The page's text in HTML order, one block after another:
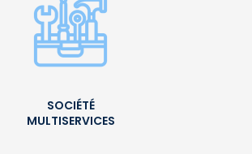
SOCIÉTÉ
MULTISERVICES